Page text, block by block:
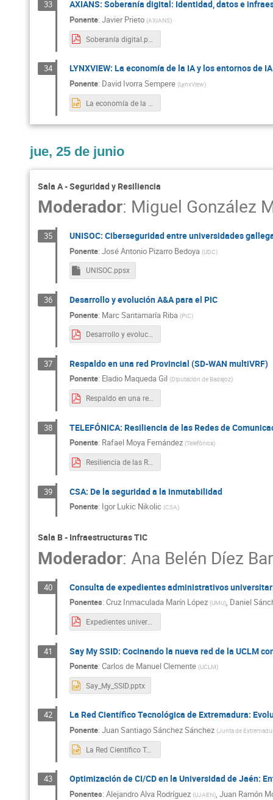
33 AXIANS: Soberanía digital: Identidad, datos e
Ponente: Javier Prieto (AXIANS)
34 LYNXVIEW: La economía de la IA y los entornos de
Ponente: David Ivorra Sempere (LynxView)
jue, 25 de junio
Sala A - Seguridad y Resiliencia
Moderador: Miguel González
35 UNISOC: Ciberseguridad entre universidades
Ponente: José Antonio Pizarro Bedoya (UDC)
UNISOC.ppsx
36 Desarrollo y evolución A&A para el PIC
Ponente: Marc Santamaría Riba (PIC)
Desarrollo y evolución A&A para el PIC.pdf
37 Respaldo en una red Provincial (SD-WAN multiVRF)
Ponente: Eladio Maqueda Gil (Diputación de Badajoz)
Respaldo en una red provincial.pdf
38 TELEFÓNICA: Resiliencia de las Redes de
Ponente: Rafael Moya Fernández (Telefónica)
Resiliencia de las Redes de Comunicaciones.pdf
39 CSA: De la seguridad a la inmutabilidad
Ponente: Igor Lukic Nikolic (CSA)
Sala B - Infraestructuras TIC
Moderador: Ana Belén Díez
40 Consulta de expedientes administrativos
Ponentes: Cruz Inmaculada Marín López (UMU), Daniel
Expedientes universitarios en Mi Carpeta Ciudadana.pdf
41 Say My SSID: Cocinando la nueva red de la UCLM
Ponente: Carlos de Manuel Clemente (UCLM)
Say_My_SSID.pptx
42 La Red Científico Tecnológica de Extremadura:
Ponente: Juan Santiago Sánchez Sánchez (Junta de
La Red Científico Tecnológica.pptx
43 Optimización de CI/CD en la Universidad de Jaén:
Ponentes: Alejandro Alva Rodríguez (UJAEN), Juan Ramón